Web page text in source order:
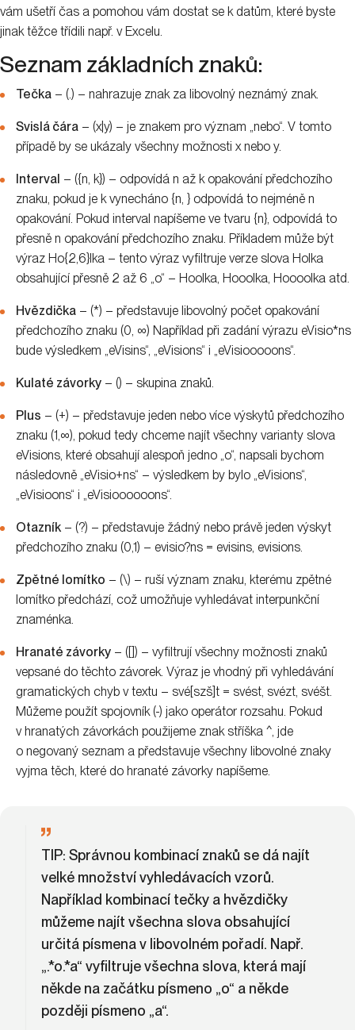
vám ušetří čas a pomohou vám dostat se k datům, které byste
jinak těžce třídili např. v Excelu.
Seznam základních znaků:
Tečka – (.) – nahrazuje znak za libovolný neznámý znak.
Svislá čára – (x|y) – je znakem pro význam „nebo“. V tomto
případě by se ukázaly všechny možnosti x nebo y.
Interval – ({n, k}) – odpovídá n až k opakování předchozího
znaku, pokud je k vynecháno {n, } odpovídá to nejméně n
opakování. Pokud interval napíšeme ve tvaru {n}, odpovídá to
přesně n opakování předchozího znaku. Příkladem může být
výraz Ho{2,6}lka – tento výraz vyfiltruje verze slova Holka
obsahující přesně 2 až 6 „o“ – Hoolka, Hooolka, Hoooolka atd.
Hvězdička – (*) – představuje libovolný počet opakování
předchozího znaku (0, ∞) Například při zadání výrazu eVisio*ns
bude výsledkem „eVisins“, „eVisions“ i „eVisiooooons“.
Kulaté závorky – () – skupina znaků.
Plus – (+) – představuje jeden nebo více výskytů předchozího
znaku (1,∞), pokud tedy chceme najít všechny varianty slova
eVisions, které obsahují alespoň jedno „o“, napsali bychom
následovně „eVisio+ns“ – výsledkem by bylo „eVisions“,
„eVisioons“ i „eVisioooooons“.
Otazník – (?) – představuje žádný nebo právě jeden výskyt
předchozího znaku (0,1) – evisio?ns = evisins, evisions.
Zpětné lomítko – (\) – ruší význam znaku, kterému zpětné
lomítko předchází, což umožňuje vyhledávat interpunkční
znaménka.
Hranaté závorky – ([]) – vyfiltrují všechny možnosti znaků
vepsané do těchto závorek. Výraz je vhodný při vyhledávání
gramatických chyb v textu – své[szš]t = svést, svézt, svéšt.
Můžeme použít spojovník (-) jako operátor rozsahu. Pokud
v hranatých závorkách použijeme znak stříška ^, jde
o negovaný seznam a představuje všechny libovolné znaky
vyjma těch, které do hranaté závorky napíšeme.
TIP: Správnou kombinací znaků se dá najít
velké množství vyhledávacích vzorů.
Například kombinací tečky a hvězdičky
můžeme najít všechna slova obsahující
určitá písmena v libovolném pořadí. Např.
„.*o.*a“ vyfiltruje všechna slova, která mají
někde na začátku písmeno „o“ a někde
později písmeno „a“.